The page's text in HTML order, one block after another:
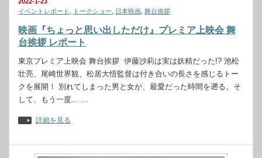
イベントレポート
トークショー 日本映画 舞台挨拶
映画『ちょっと思い出しただけ』プレミア上映会 舞
台挨拶 レポート
東京プレミア上映会 舞台挨拶 伊藤沙莉は実は妖精だった!? 池松
壮亮、尾崎世界観、松居大悟監督は付き合いの長さを感じるトー
クを展開！ 別れてしまった男と女が、最愛だった時間を遡る。そ
して、もう一度... …
詳細を見る